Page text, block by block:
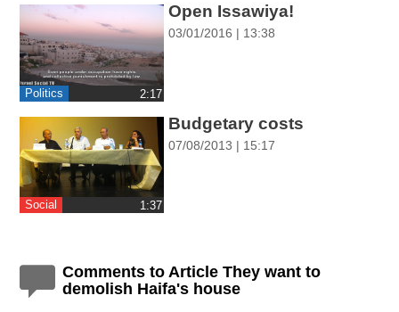
ההגדרות
Politics ‎2:17
Open Issawiya!
03/01/2016 | 13:38
Social ‎1:37
Budgetary costs
07/08/2013 | 15:17
Comments to Article They want to
demolish Haifa's house